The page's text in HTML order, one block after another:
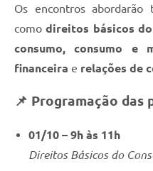
Notícias
Defesa Civil
Junta de Serviço Militar
NFSE
Os encontros abordarão
comodireitos básicos
consumo, consumo e
financeira e relações de
📌 Programação das
01/10 – 9h às 11h
Direitos Básicos do